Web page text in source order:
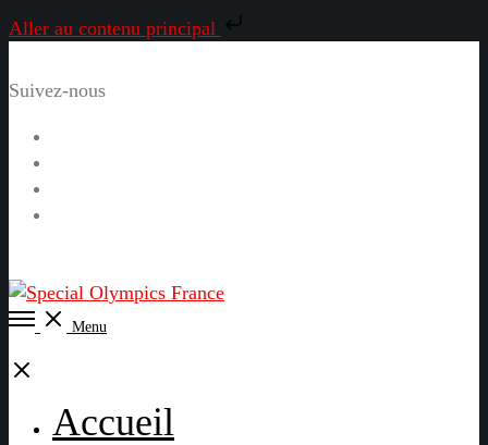
Aller au contenu principal
Suivez-nous
Open
Menu
Close
Accueil